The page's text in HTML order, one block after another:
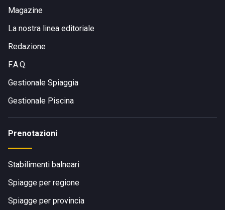
Magazine
La nostra linea editoriale
Redazione
F.A.Q.
Gestionale Spiaggia
Gestionale Piscina
Prenotazioni
Stabilimenti balneari
Spiagge per regione
Spiagge per provincia